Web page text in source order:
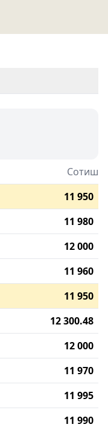
Сотиш
11 950
11 980
12 000
11 960
11 950
12 300.48
12 000
11 970
11 995
11 990